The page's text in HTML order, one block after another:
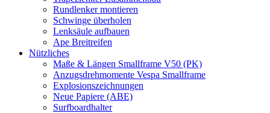
Rundlenker montieren
Schwinge überholen
Lenksäule aufbauen
Ape Breitreifen
Nützliches
Maße & Längen Smallframe V50 (PK)
Anzugsdrehmomente Vespa Smallframe
Explosionszeichnungen
Neue Papiere (ABE)
Surfboardhalter